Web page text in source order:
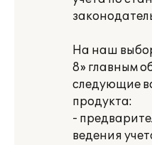
На наш
8» главным
следующие
продукта:
-
ведения